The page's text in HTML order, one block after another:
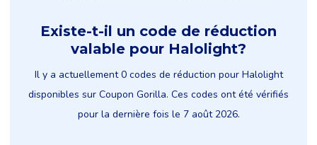
Existe-t-il un code de réduction
valable pour Halolight?
Il y a actuellement 0 codes de réduction pour Halolight
disponibles sur Coupon Gorilla. Ces codes ont été vérifiés
pour la dernière fois le 7 août 2026.